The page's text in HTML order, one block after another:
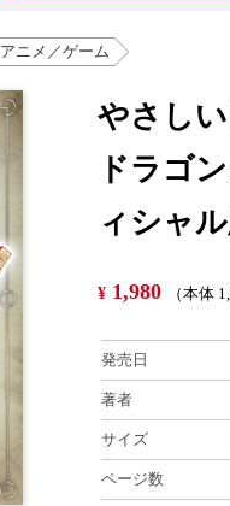
アニメ／ゲーム
やさし
ドラゴ
ィシャル
¥ 1,980 （本体
発売日
著者
サイズ
ページ数